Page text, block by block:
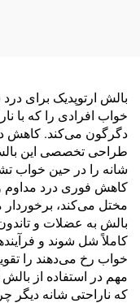
بالش ارتوپدیک برای
خواب افرادی را که با
دگرگون می‌کند. کاهش
طراحی تخصصی این
شانه را در حین خواب
کاهش فوری درد مداوم
مختل می‌کند،
بالش به عضلات و
کاملاً شل شوند و
خواب رخ می‌دهند را
مهم در استفاده از
که ناراحتی شانه دیگر